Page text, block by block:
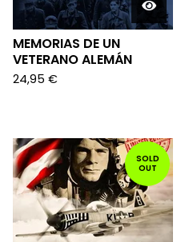
MEMORIAS DE UN
VETERANO ALEMÁN
24,95 €
SOLD
OUT